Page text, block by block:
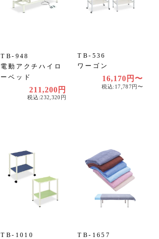
TB-948
電動アクチハイロ
ーベッド
211,200円
税込:232,320円
TB-536
ワーゴン
16,170円〜
税込:17,787円〜
TB-1010 TB-1657